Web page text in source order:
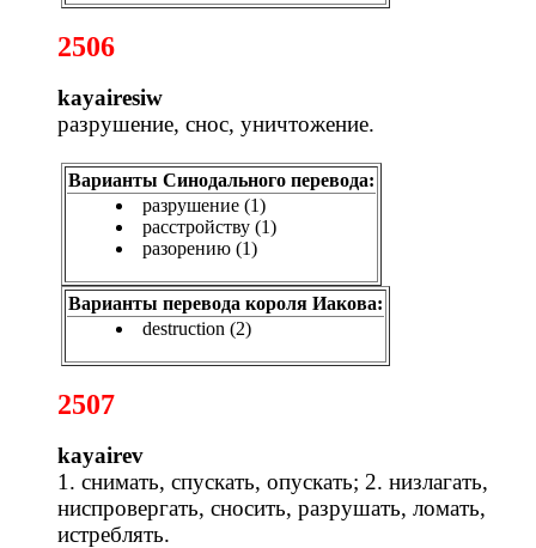
2506
kayairesiw
разрушение, снос, уничтожение.
Варианты Синодального перевода:
разрушение (1)
расстройству (1)
разорению (1)
Варианты перевода короля Иакова:
destruction (2)
2507
kayairev
1. снимать, спускать, опускать; 2. низлагать,
ниспровергать, сносить, разрушать, ломать,
истреблять.